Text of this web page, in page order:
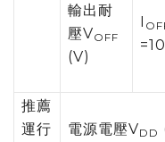
輸出耐
壓VOFF
(V)
I
推薦
運行
電源電壓VDD